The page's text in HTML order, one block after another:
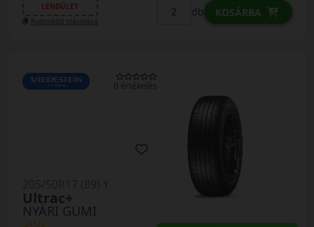
LENDÜLET
Kuponkód másolása
db KOSÁRBA
0 értékelés
NYÁRI GUMI
Ultrac+